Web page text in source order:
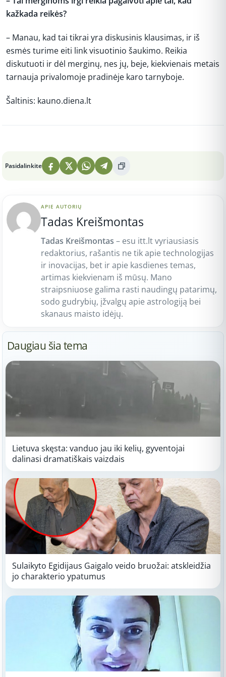
kažkada reikės?
– Manau, kad tai tikrai yra diskusinis klausimas, ir iš
esmės turime eiti link visuotinio šaukimo. Reikia
diskutuoti ir dėl merginų, nes jų, beje, kiekvienais metais
tarnauja privalomoje pradinėje karo tarnyboje.
Šaltinis: kauno.diena.lt
Pasidalinkite
APIE AUTORIŲ
Tadas Kreišmontas
Tadas Kreišmontas – esu itt.lt vyriausiasis
redaktorius, rašantis ne tik apie technologijas
ir inovacijas, bet ir apie kasdienes temas,
artimas kiekvienam iš mūsų. Mano
straipsniuose galima rasti naudingų patarimų,
sodo gudrybių, įžvalgų apie astrologiją bei
skanaus maisto idėjų.
Daugiau šia tema
Lietuva skęsta: vanduo jau iki kelių, gyventojai
dalinasi dramatiškais vaizdais
Sulaikyto Egidijaus Gaigalo veido bruožai: atskleidžia
jo charakterio ypatumus